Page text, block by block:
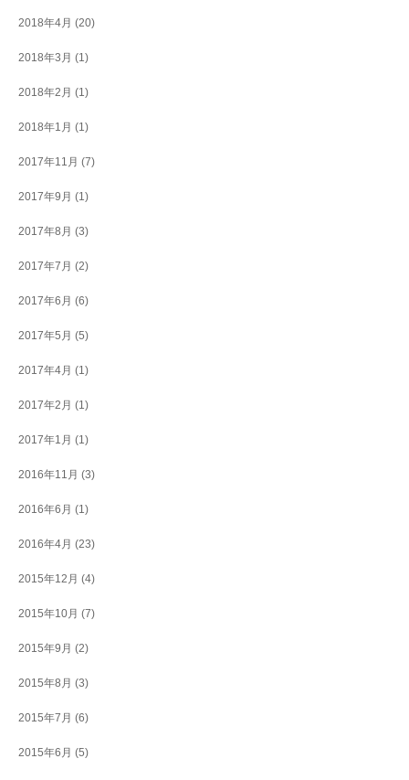
2018年4月 (20)
2018年3月 (1)
2018年2月 (1)
2018年1月 (1)
2017年11月 (7)
2017年9月 (1)
2017年8月 (3)
2017年7月 (2)
2017年6月 (6)
2017年5月 (5)
2017年4月 (1)
2017年2月 (1)
2017年1月 (1)
2016年11月 (3)
2016年6月 (1)
2016年4月 (23)
2015年12月 (4)
2015年10月 (7)
2015年9月 (2)
2015年8月 (3)
2015年7月 (6)
2015年6月 (5)